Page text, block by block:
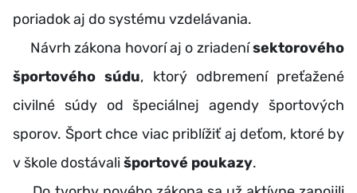
poriadok aj do systému vzdelávania.
Návrh zákona hovorí aj o zriadenísektorového
športového súdu, ktorý odbremení preťažené
civilné súdy od špeciálnej agendy športových
sporov. Šport chce viac priblížiť aj deťom, ktoré by
v škole dostávališportové poukazy.